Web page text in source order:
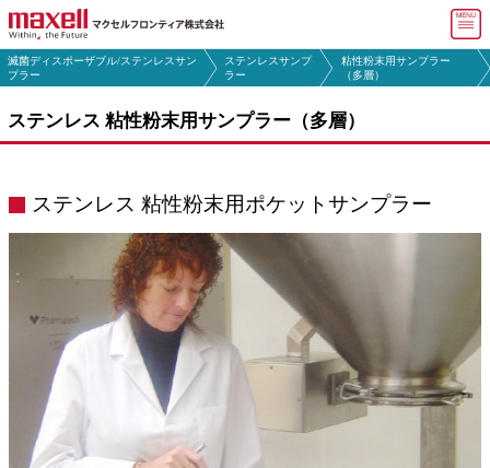
マ
マクセルフロンティア トップ
会社情報
よくあるご質問(FAQ)
お問い合わせ
滅菌ディスポーザブル/ステンレスサン
プラー
ステンレスサンプ
ラー
粘性粉末用サンプラー
（多層）
ステンレス 粘性粉末用サンプラー（多層）
ステンレス 粘性粉末用ポケットサンプラー